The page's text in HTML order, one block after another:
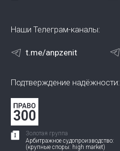
Наши Телеграм-каналы:
t.me/anpzenit
Подтверждение надёжности:
Золотая группа
Арбитражное судопроизводство:
(крупные споры: high market)